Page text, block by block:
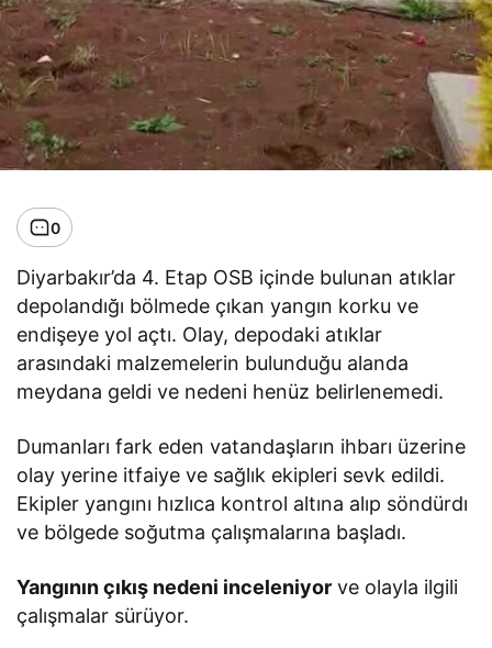
0
Diyarbakır’da 4. Etap OSB içinde bulunan atıklar
depolandığı bölmede çıkan yangın korku ve
endişeye yol açtı. Olay, depodaki atıklar
arasındaki malzemelerin bulunduğu alanda
meydana geldi ve nedeni henüz belirlenemedi.
Dumanları fark eden vatandaşların ihbarı üzerine
olay yerine itfaiye ve sağlık ekipleri sevk edildi.
Ekipler yangını hızlıca kontrol altına alıp söndürdı
ve bölgede soğutma çalışmalarına başladı.
Yangının çıkış nedeni inceleniyor ve olayla ilgili
çalışmalar sürüyor.